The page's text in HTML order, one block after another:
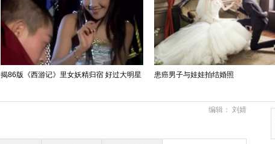
揭86版《西游记》里女妖精归宿 好过大明星 患癌男子与娃娃拍结婚照
编辑： 刘婧